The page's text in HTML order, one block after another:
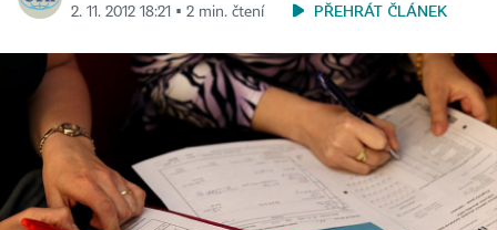
2. 11. 2012 18:21 ▪ 2 min. čtení PŘEHRÁT ČLÁNEK